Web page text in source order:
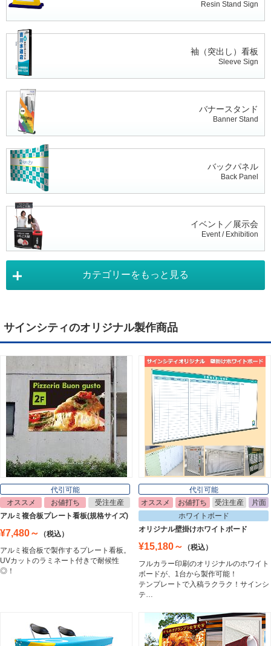
Resin Stand Sign
袖（突出し）看板
Sleeve Sign
バナースタンド
Banner Stand
バックパネル
Back Panel
イベント／展示会
Event / Exhibition
Tapestry
ライトパネル
Light Panel
ポスターフレーム
Poster Frame
イーゼル
Easel
ホワイトボード
White Board
プレート看板
Plate Board
カテゴリーをもっと見る
サインシティのオリジナル製作商品
代引可能
オススメ
お値打ち
受注生産
アルミ複合板プレート看板(規格サイズ)
¥7,480～
（税込）
アルミ複合板で製作するプレート看板。
UVカットのラミネート付きで耐候性
◎！
代引可能
オススメ
お値打ち 受注生産
片面
ホワイトボード
オリジナル壁掛けホワイトボード
¥15,180～
（税込）
フルカラー印刷のオリジナルのホワイト
ボードが、1台から製作可能！
テンプレートで入稿ラクラク！サインシ
テ…